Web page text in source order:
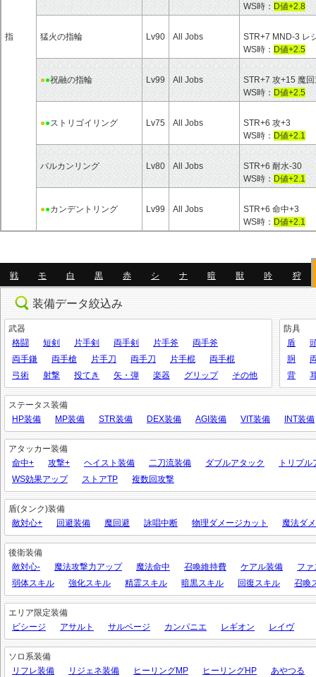
指
WS時： D値+2.8
猛火の指輪 Lv90 All Jobs
STR+7 MND-3 レ
WS時： D値+2.5
●●祝融の指輪 Lv99 All Jobs
STR+7 攻+15 魔
WS時： D値+2.5
●●ストリゴイリング Lv75 All Jobs
STR+6 攻+3
WS時： D値+2.1
バルカンリング Lv80 All Jobs
STR+6 耐水-30
WS時： D値+2.1
●●カンデントリング Lv99 All Jobs
STR+6 命中+3
WS時： D値+2.1
戦 モ 白 黒 赤 シ ナ 暗 獣 吟 狩
装備データ絞込み
武器
格闘
短剣 片手剣 両手剣 片手斧
両手斧
両手鎌
両手槍 片手刀 両手刀 片手棍
両手棍
弓術
射撃 投てき 矢・弾 楽器 グリップ その他
防具
盾
胴
背
ステータス装備
HP装備
MP装備 STR装備 DEX装備 AGI装備 VIT装備 INT装備
アタッカー装備
命中+
攻撃+ ヘイスト装備 二刀流装備 ダブルアタック
トリプル
WS効果アップ
ストアTP 複数回攻撃
盾(タンク)装備
敵対心+
回避装備 魔回避 詠唱中断 物理ダメージカット 魔法ダ
後衛装備
敵対心-
魔法攻撃力アップ 魔法命中 召喚維持費 ケアル装備
フ
弱体スキル
強化スキル 精霊スキル 暗黒スキル 回復スキル 召喚
エリア限定装備
ビシージ
アサルト サルベージ カンパニエ レギオン レイヴ
ソロ系装備
リフレ装備
リジェネ装備 ヒーリングMP ヒーリングHP あやつる